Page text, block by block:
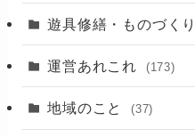
遊具修繕・ものづくり
運営あれこれ (173)
地域のこと (37)